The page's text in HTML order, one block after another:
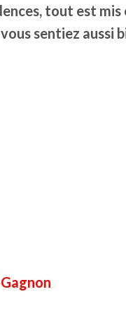
tout est
sentiez aussi